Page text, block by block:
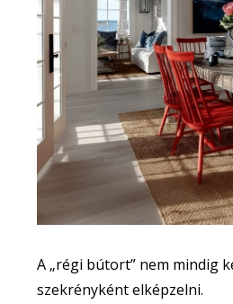
A „régi bútort” nem mindig
szekrényként elképzelni.